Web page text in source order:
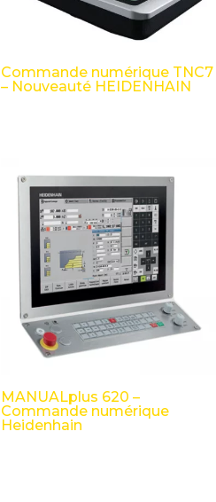
Commande numérique TNC7
– Nouveauté HEIDENHAIN
MANUALplus 620 –
Commande numérique
Heidenhain